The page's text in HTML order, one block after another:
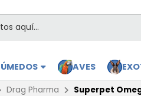
AVES
Drag Pharma Superpet